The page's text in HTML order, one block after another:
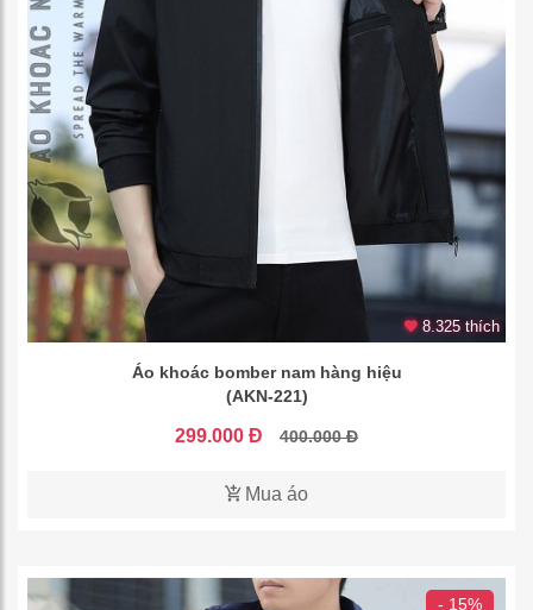
8.325 thích
Áo khoác bomber nam hàng hiệu
(AKN-221)
299.000 Đ 400.000 Đ
Mua áo
- 15%